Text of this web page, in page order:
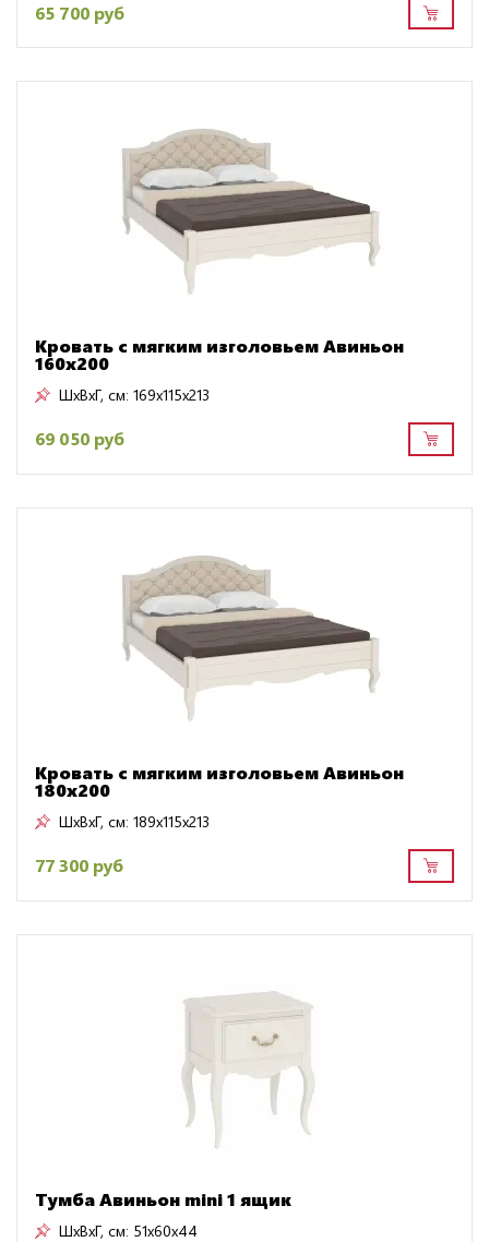
65 700 руб
Кровать с мягким изголовьем Авиньон
160х200
ШxВxГ, см: 169x115x213
69 050 руб
Кровать с мягким изголовьем Авиньон
180х200
ШxВxГ, см: 189x115x213
77 300 руб
Тумба Авиньон mini 1 ящик
ШxВxГ, см: 51x60x44